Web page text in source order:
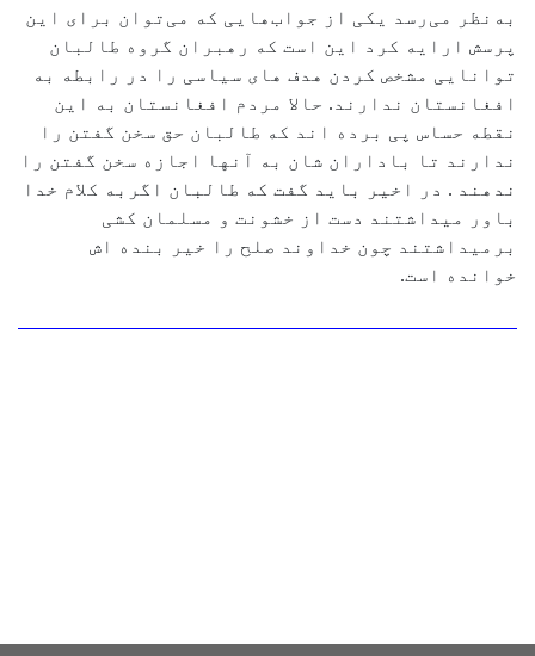
به‌نظر می‌رسد یکی از جواب‌هایی که می‌توان برای این
پرسش ارایه کرد این است که رهبران گروه طالبان
توانایی مشخص کردن هدف های سیاسی را در رابطه به
افغانستان ندارند. حالا مردم افغانستان به این
نقطه حساس پی برده اند که طالبان حق سخن گفتن را
ندارند تا باداران شان به آنها اجازه سخن گفتن را
ندهند . در اخیر باید گفت که طالبان اگربه کلام خدا
باور میداشتند دست از خشونت و مسلمان کشی
برمیداشتند چون خداوند صلح را خیر بنده اش
خوانده است.